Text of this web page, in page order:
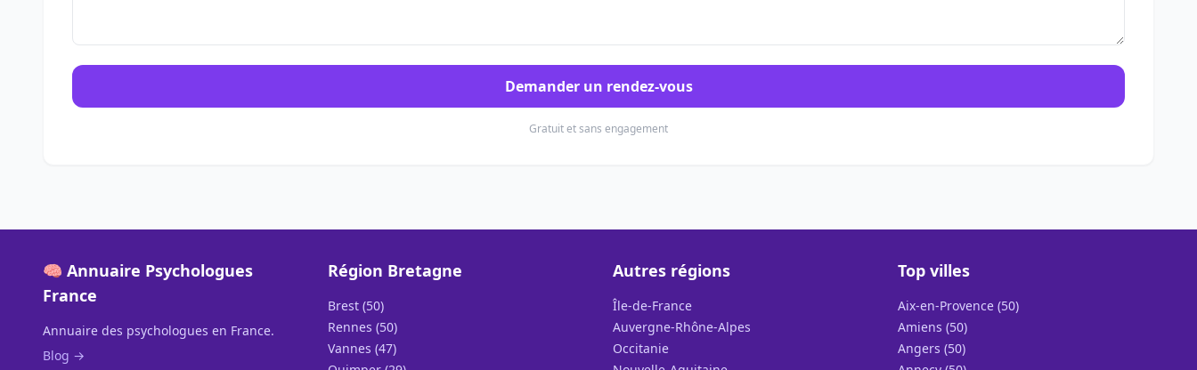
Demander un rendez-vous
Gratuit et sans engagement
🧠 Annuaire Psychologues
France
Annuaire des psychologues en France.
Blog →
Région Bretagne
Brest (50)
Rennes (50)
Vannes (47)
Autres régions
Île-de-France
Auvergne-Rhône-Alpes
Occitanie
Top villes
Aix-en-Provence (50)
Amiens (50)
Angers (50)